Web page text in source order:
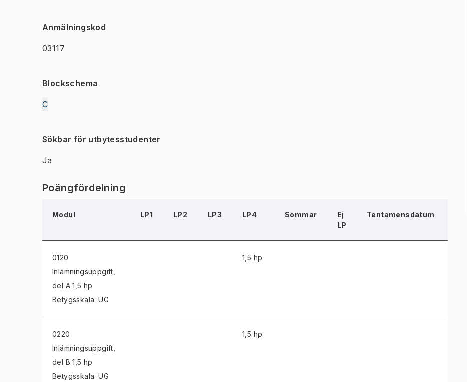
Anmälningskod
03117
Blockschema
C
Sökbar för utbytesstudenter
Ja
Poängfördelning
Modul LP1 LP2 LP3 LP4 Sommar
Ej
LP
Tentamensdatum
0120
Inlämningsuppgift
del A 1,5 hp
Betygsskala: UG
1,5 hp
0220
Inlämningsuppgift
del B 1,5 hp
Betygsskala: UG
1,5 hp